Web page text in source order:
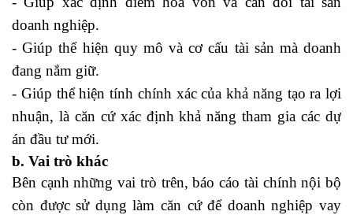
doanh nghiệp.
- Giúp thể hiện quy mô và cơ cấu tài sản mà doanh
đang nắm giữ.
- Giúp thể hiện tính chính xác của khả năng tạo ra lợi
nhuận, là căn cứ xác định khả năng tham gia các dự
án đầu tư mới.
b. Vai trò khác
Bên cạnh những vai trò trên, báo cáo tài chính nội bộ
còn được sử dụng làm căn cứ để doanh nghiệp vay